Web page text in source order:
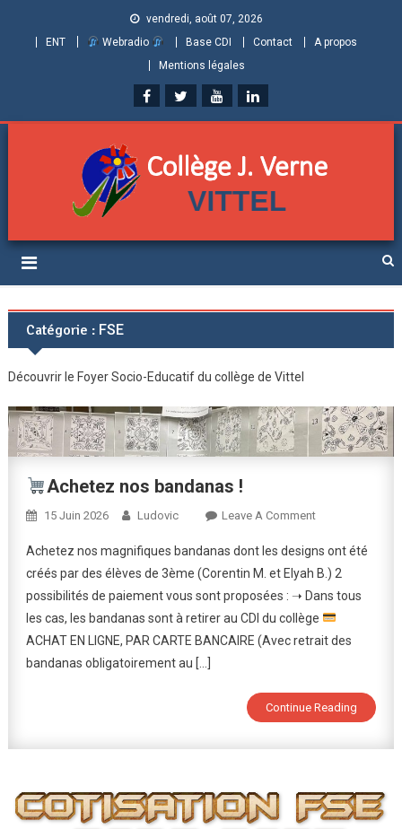
vendredi, août 07, 2026
ENT
Webradio Base CDI Contact
A propos
Mentions légales
Collège Jules Verne de
Vittel (Vosges)
Catégorie : FSE
Découvrir le Foyer Socio-Educatif du collège de Vittel
Achetez nos bandanas !
15 Juin 2026 Ludovic Leave A CommentOn
Achetez
Nos
Bandanas
!
Achetez nos magnifiques bandanas dont les designs ont été
créés par des élèves de 3ème (Corentin M. et Elyah B.) 2
possibilités de paiement vous sont proposées : ➝ Dans tous
les cas, les bandanas sont à retirer au CDI du collège
ACHAT EN LIGNE, PAR CARTE BANCAIRE (Avec retrait des
bandanas obligatoirement au […]
Continue Reading